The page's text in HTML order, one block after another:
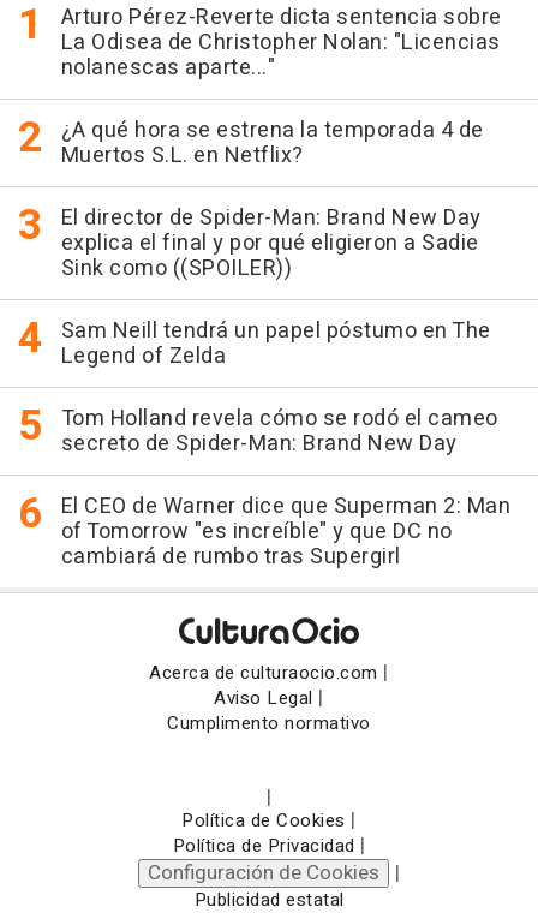
Arturo Pérez-Reverte dicta sentencia sobre
La Odisea de Christopher Nolan: "Licencias
nolanescas aparte..."
¿A qué hora se estrena la temporada 4 de
Muertos S.L. en Netflix?
El director de Spider-Man: Brand New Day
explica el final y por qué eligieron a Sadie
Sink como ((SPOILER))
Sam Neill tendrá un papel póstumo en The
Legend of Zelda
Tom Holland revela cómo se rodó el cameo
secreto de Spider-Man: Brand New Day
El CEO de Warner dice que Superman 2: Man
of Tomorrow "es increíble" y que DC no
cambiará de rumbo tras Supergirl
Acerca de culturaocio.com |
Aviso Legal |
Cumplimento normativo
|
Política de Cookies |
Política de Privacidad |
Configuración de Cookies |
Publicidad estatal